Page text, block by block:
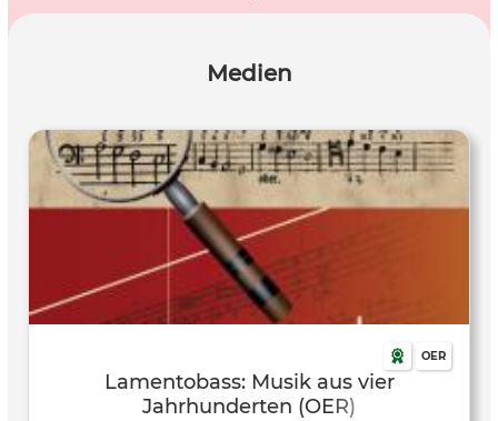
Medien
OER
Lamentobass: Musik aus vier
Jahrhunderten (OER)